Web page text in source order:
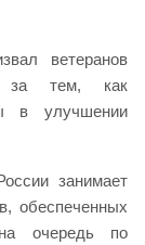
ветеранов
за тем, как
в улучшении
занимает
обеспеченных
очередь по